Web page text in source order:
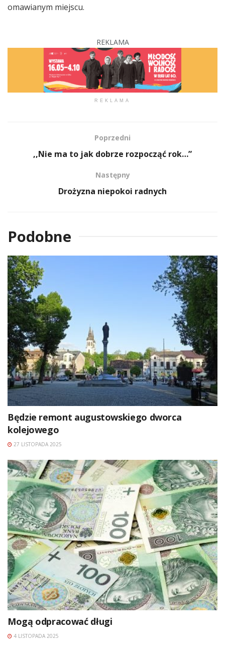
omawianym miejscu.
REKLAMA
REKLAMA
Poprzedni
,,Nie ma to jak dobrze rozpocząć rok…”
Następny
Drożyzna niepokoi radnych
Podobne
Będzie remont augustowskiego dworca
kolejowego
27 LISTOPADA 2025
Mogą odpracować długi
4 LISTOPADA 2025